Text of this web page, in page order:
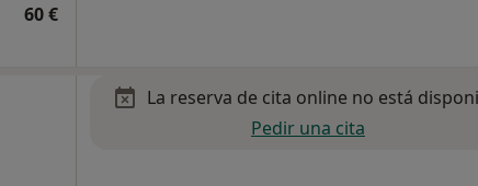
60 €
La reserva de cita online no está
Pedir una cita